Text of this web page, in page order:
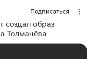
Подписаться
создал образ
Толмачёва